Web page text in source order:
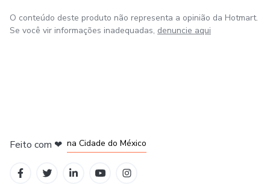
O conteúdo deste produto não representa a opinião da Hotmart.
Se você vir informações inadequadas, denuncie aqui
Feito com ❤ na Cidade do México